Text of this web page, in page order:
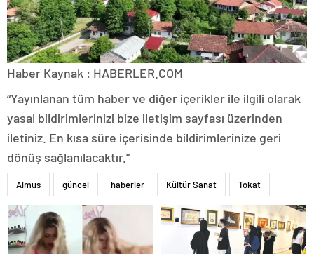
Haber Kaynak : HABERLER.COM
“Yayınlanan tüm haber ve diğer içerikler ile ilgili olarak
yasal bildirimlerinizi bize iletişim sayfası üzerinden
iletiniz. En kısa süre içerisinde bildirimlerinize geri
dönüş sağlanılacaktır.”
Almus güncel haberler Kültür Sanat Tokat